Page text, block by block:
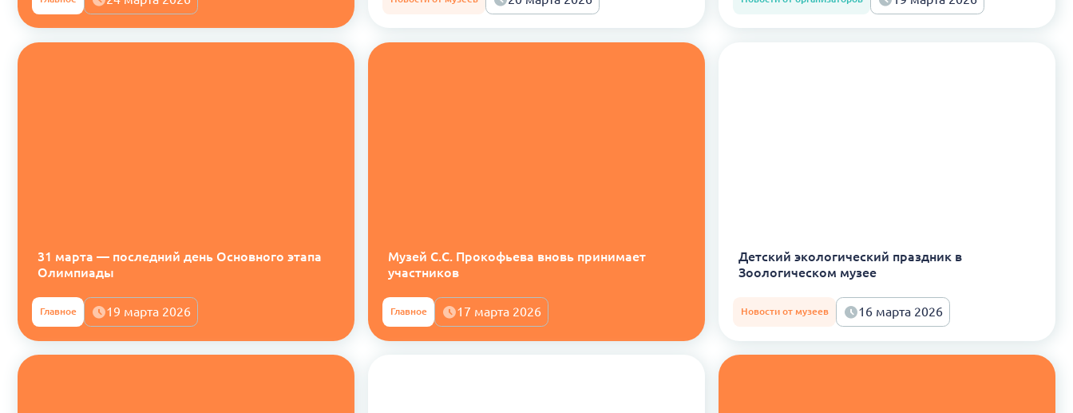
31 марта — последний день Основного этапа
Олимпиады
Главное 19 марта 2026
Музей С.С. Прокофьева вновь принимает
участников
Главное 17 марта 2026
Детский экологический праздник в
Зоологическом музее
Новости от музеев 16 марта 2026